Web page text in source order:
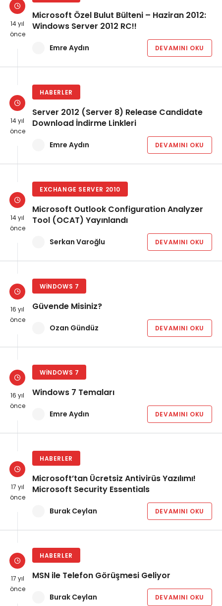
14 yıl
önce
Microsoft Özel Bulut Bülteni – Haziran 2012:
Windows Server 2012 RC!!
Emre Aydın DEVAMINI OKU
14 yıl
önce
HABERLER
Server 2012 (Server 8) Release Candidate
Download İndirme Linkleri
Emre Aydın DEVAMINI OKU
14 yıl
önce
EXCHANGE SERVER 2010
Microsoft Outlook Configuration Analyzer
Tool (OCAT) Yayınlandı
Serkan Varoğlu DEVAMINI OKU
16 yıl
önce
WINDOWS 7
Güvende Misiniz?
Ozan Gündüz DEVAMINI OKU
16 yıl
önce
WINDOWS 7
Windows 7 Temaları
Emre Aydın DEVAMINI OKU
17 yıl
önce
HABERLER
Microsoft’tan Ücretsiz Antivirüs Yazılımı!
Microsoft Security Essentials
Burak Ceylan DEVAMINI OKU
17 yıl
önce
HABERLER
MSN ile Telefon Görüşmesi Geliyor
Burak Ceylan DEVAMINI OKU